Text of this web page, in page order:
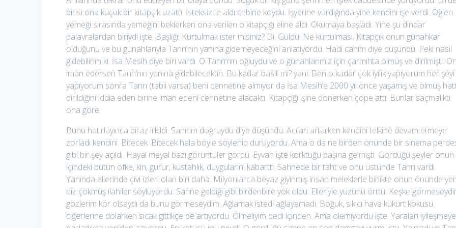
birisi ona küçük bir kitapçık uzattı. İsteksizce aldı cebine koydu. İşyerine vardığında yine kendini işe verdi. Öğlen
yemeği sırasında yemeğini beklerken ona verilen o kitapçığı eline aldı. Okumaya başladı. Yine şu dindar
palavralardan biriydi işte. Başlığı: Kurtulmak ister misiniz? Di. Güldü. Ne kurtulması. Kitapçık onun günahkar
olduğunu ve bu günahlarıyla Tanrı’nın yanına gidemeyeceğini anlatıyordu. Hadi canım diye düşündü. Peki nasıl
gidebilirim ki. İsa Mesih diye biri vardı. O Tanrı’nın oğluydu ve o günahlarımız için çarmıhta ölmüş ve dirilmişti.
iman edersen Tanrı’nın yanına gidebilecektin. Bu kadar basit mi? yani. Ben o kadar çok iyilik yapıyorum her şeyi
yapıyorum sonra Tanrı (tabii varsa) beni cennetine almıyor da İsa Mesih’e 2000 yıl önce yaşamış ve ölmüş
dirildiğini iddia eden birine iman edeni cennetine alacaktı. Kitapçığı işine dönerken çöpe attı. Bunlar saçmalıktı
ona göre.
Bunu hatırlayınca biraz irkildi. Sanırım doğruydu diye düşündü. Acıları artarken kendini telkine devam etmeye
zorladı kendini. Bitecek. Bitecek hala böyle söylenip duruyordu. Ama o da ne birden önünde bir sinema
gibi bir şey açıldı. Hayal meyal bazı görüntüler gördü. Eyvah işte korktuğu başına gelmişti. Gördüğü şeyler onun
içindeki bütün öfke, kin, gurur, küstahlık, duygularını kabarttı. Sahnede bir taht ve onu üstünde Tanrı vardı.
Yanında ellerinde çivi izleri olan biri daha. Milyonlarca beyaz giyinmiş insan meleklerle birlikte onun önünde
diz çökmüş ilahiler söylüyordu. Sahne geldiği gibi birdenbire yok oldu. Elleriyle yüzünü örttü. Keşke
gözlerim kör olsaydı da bunu görmeseydim. Ağlamak istedi ağlayamadı. Boğuk, sıkıcı hava kükürt kokusu
ciğerlerine dolarken sıcak gittikçe de artıyordu. Ölmeliyim dedi içinden. Ama ölemiyordu işte. Yaraları iyileşmeye